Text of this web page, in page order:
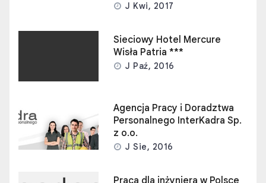
J Kwi, 2017
Sieciowy Hotel Mercure
Wisła Patria ***
J Paź, 2016
Agencja Pracy i Doradztwa
Personalnego InterKadra Sp.
z o.o.
J Sie, 2016